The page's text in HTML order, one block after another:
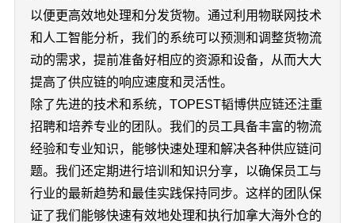
以便更高效地处理和分发货物。通过利用物联网技术
和人工智能分析，我们的系统可以预测和调整货物流
动的需求，提前准备好相应的资源和设备，从而大大
提高了供应链的响应速度和灵活性。
除了先进的技术和系统，TOPEST韬博供应链还注重
招聘和培养专业的团队。我们的员工具备丰富的物流
经验和专业知识，能够快速处理和解决各种供应链问
题。我们还定期进行培训和知识分享，以确保员工与
行业的最新趋势和最佳实践保持同步。这样的团队保
证了我们能够快速有效地处理和执行加拿大海外仓的